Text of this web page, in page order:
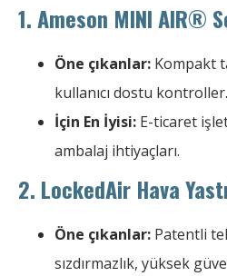
1. Ameson MINI AIR®
Öne çıkanlar: Kompakt
kullanıcı dostu kontroller.
İçin En İyisi: E-ticaret
ambalaj ihtiyaçları.
2. LockedAir Hava
Öne çıkanlar: Patentli
sızdırmazlık, yüksek